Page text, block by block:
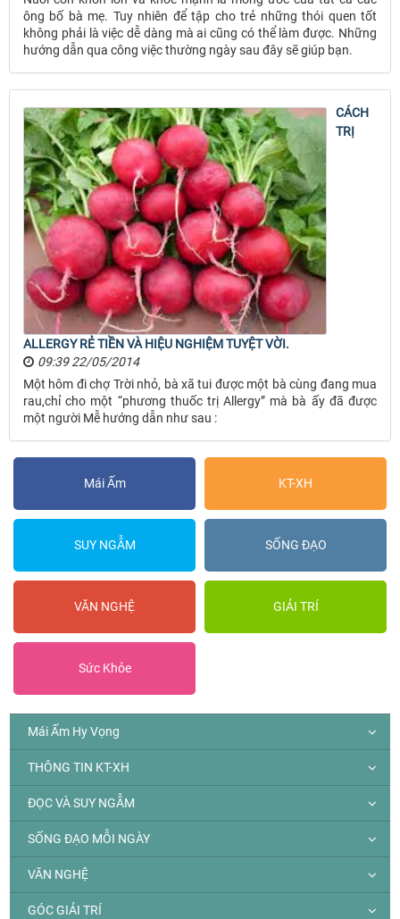
ông bố bà mẹ. Tuy nhiên để tập cho trẻ những thói quen tốt
không phải là việc dễ dàng mà ai cũng có thể làm được. Những
hướng dẫn qua công việc thường ngày sau đây sẽ giúp bạn.
CÁCH
TRỊ
ALLERGY RẺ TIỀN VÀ HIỆU NGHIỆM TUYỆT VỜI.
09:39 22/05/2014
Một hôm đi chợ Trời nhỏ, bà xã tui được một bà cùng đang mua
rau,chỉ cho một “phương thuốc trị Allergy” mà bà ấy đã được
một người Mễ hướng dẫn như sau :
Mái Ấm KT-XH
SUY NGẪM SỐNG ĐẠO
VĂN NGHỆ GIẢI TRÍ
Sức Khỏe
Mái Ấm Hy Vọng
THÔNG TIN KT-XH
ĐỌC VÀ SUY NGẪM
SỐNG ĐẠO MỖI NGÀY
VĂN NGHỆ
GÓC GIẢI TRÍ